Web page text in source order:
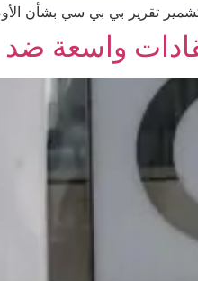
تقرير بي بي سي بشأن
واسعة